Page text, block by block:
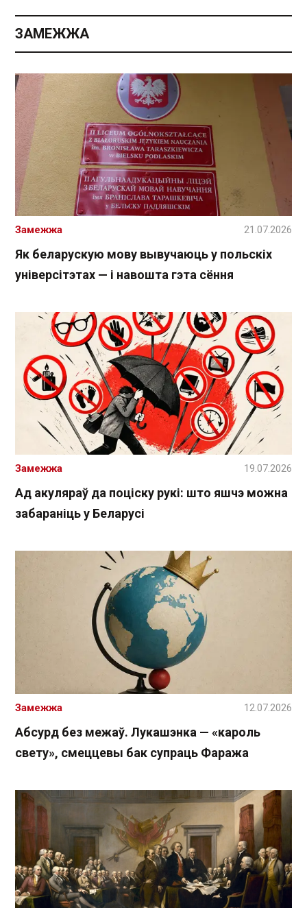
ЗАМЕЖЖА
Як беларускую мову вывучаюць у польскіх
універсітэтах — і навошта гэта сёння
Замежжа 21.07.2026
Ад акуляраў да поціску рукі: што яшчэ можна
забараніць у Беларусі
Замежжа 19.07.2026
Абсурд без межаў. Лукашэнка — «кароль
свету», смеццевы бак супраць Фаража
Замежжа 12.07.2026